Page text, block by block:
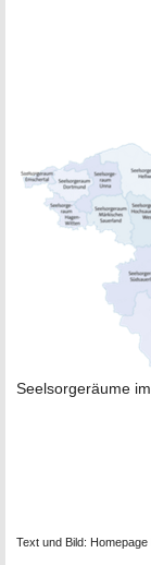
Seelsorgeräume
Text und Bild: